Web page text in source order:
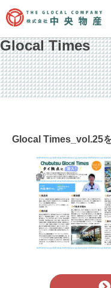
Glocal Times
Glocal Times_vol.25